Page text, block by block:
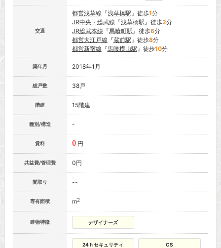
交通
都営浅草線 『浅草橋駅』徒歩1分
JR中央・総武線 『浅草橋駅』徒歩2分
JR総武本線 『馬喰町駅』徒歩6分
都営大江戸線 『蔵前駅』徒歩8分
都営新宿線 『馬喰横山駅』徒歩10分
築年月 2018年1月
総戸数 38戸
階建 15階建
種別/構造 -
賃料 0 円
共益費/管理費 0円
間取り --
専有面積 m2
建物特徴 デザイナーズ
24ｈセキュリティ CS